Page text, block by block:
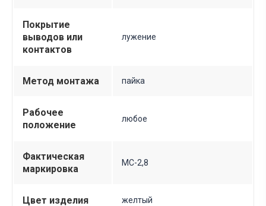
Покрытие
выводов или
контактов
лужение
Метод монтажа пайка
Рабочее
положение
любое
Фактическая
маркировка
МС-2,8
Цвет изделия желтый